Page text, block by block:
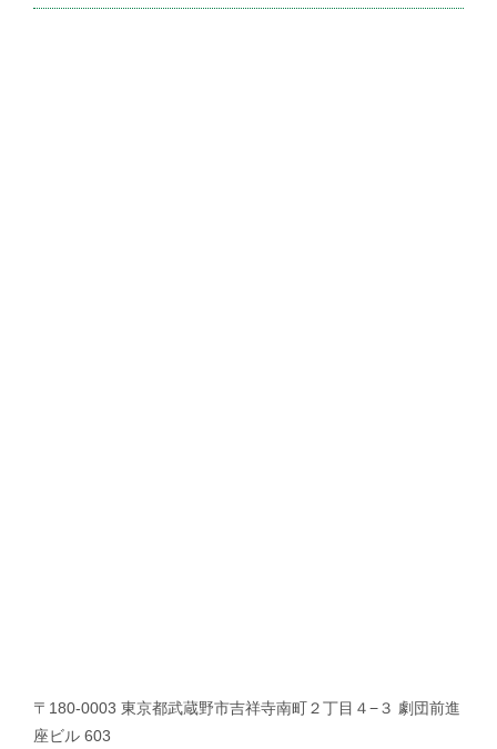
〒180-0003 東京都武蔵野市吉祥寺南町２丁目４−３ 劇団前進
座ビル 603